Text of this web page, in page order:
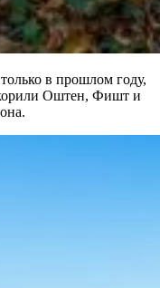
в прошлом году,
Оштен, Фишт и